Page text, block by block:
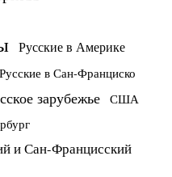
Русские в Америке
Русские в Сан-Франциско
зарубежье США
и Сан-Францисский